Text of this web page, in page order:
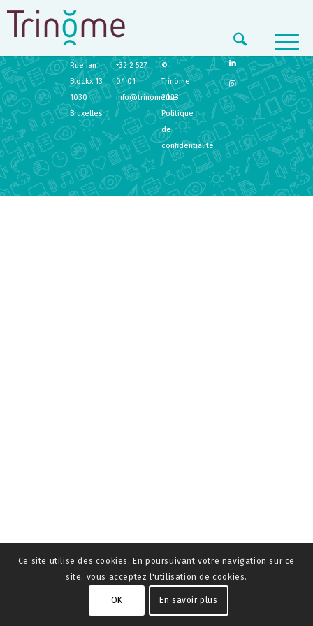
TRINÔME
Rue Jan
Blockx 13
1030
Bruxelles
+32 2 527
04 01
info@trinome.be
©
Trinôme
2023
Politique
de
confidentialité
Ce site utilise des cookies. En poursuivant votre navigation sur ce
site, vous acceptez l'utilisation de cookies.
OK En savoir plus